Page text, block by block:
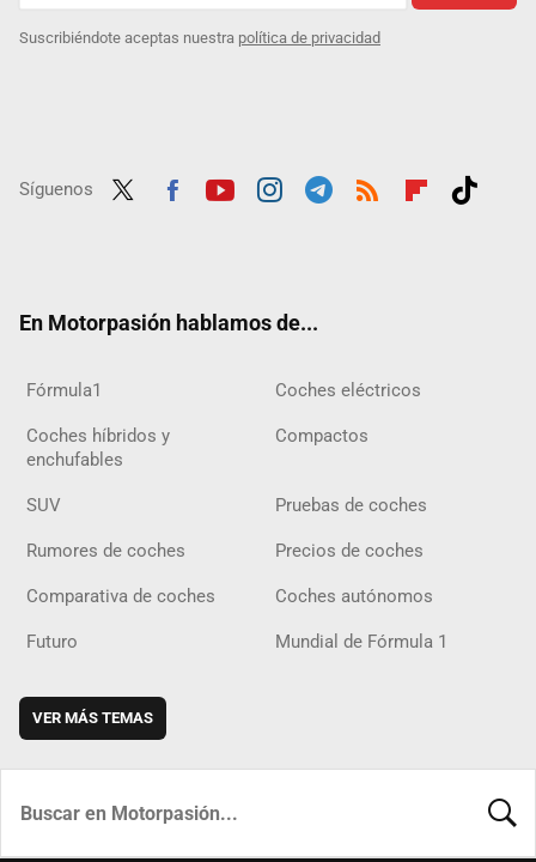
Suscribiéndote aceptas nuestra política de privacidad
Síguenos
En Motorpasión hablamos de...
Fórmula1 Coches eléctricos
Coches híbridos y
enchufables
Compactos
SUV Pruebas de coches
Rumores de coches Precios de coches
Comparativa de coches Coches autónomos
Futuro Mundial de Fórmula 1
VER MÁS TEMAS